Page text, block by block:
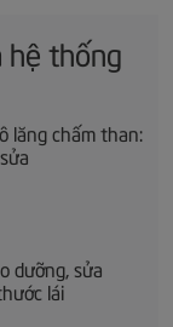
hệ thống
lăng chấm than:
dưỡng, sửa
lái